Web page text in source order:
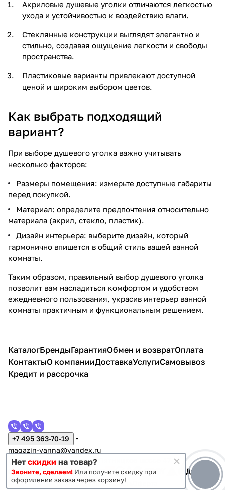
Акриловые душевые уголки отличаются легкостью
ухода и устойчивостью к воздействию влаги.
Стеклянные конструкции выглядят элегантно и
стильно, создавая ощущение легкости и свободы
пространства.
Пластиковые варианты привлекают доступной
ценой и широким выбором цветов.
Как выбрать подходящий
вариант?
При выборе душевого уголка важно учитывать
несколько факторов:
Размеры помещения: измерьте доступные габариты
перед покупкой.
Материал: определите предпочтения относительно
материала (акрил, стекло, пластик).
Дизайн интерьера: выберите дизайн, который
гармонично впишется в общий стиль вашей ванной
комнаты.
Таким образом, правильный выбор душевого уголка
позволит вам насладиться комфортом и удобством
ежедневного пользования, украсив интерьер ванной
комнаты практичным и функциональным решением.
КаталогБрендыГарантияОбмен и возвратОплата
КонтактыО компанииДоставкаУслугиСамовывоз
Кредит и рассрочка
+7 495 363-70-19
magazin-vanna@yandex.ru
г. Москва, Митино, улица Пятницкое шоссе 47
Темная тема Конфиденциальность
Нет скидки на товар?
Звоните, сделаем! Или получите скидку при
оформлении заказа через корзину!